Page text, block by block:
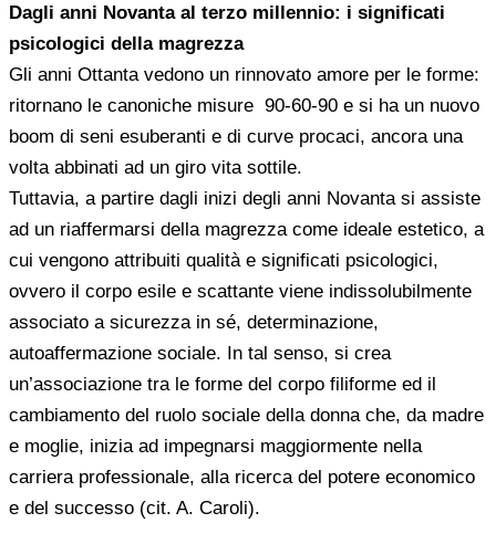
Dagli anni Novanta al terzo millennio: i significati
psicologici della magrezza
Gli anni Ottanta vedono un rinnovato amore per le forme:
ritornano le canoniche misure 90-60-90 e si ha un nuovo
boom di seni esuberanti e di curve procaci, ancora una
volta abbinati ad un giro vita sottile.
Tuttavia, a partire dagli inizi degli anni Novanta si assiste
ad un riaffermarsi della magrezza come ideale estetico, a
cui vengono attribuiti qualità e significati psicologici,
ovvero il corpo esile e scattante viene indissolubilmente
associato a sicurezza in sé, determinazione,
autoaffermazione sociale. In tal senso, si crea
un’associazione tra le forme del corpo filiforme ed il
cambiamento del ruolo sociale della donna che, da madre
e moglie, inizia ad impegnarsi maggiormente nella
carriera professionale, alla ricerca del potere economico
e del successo (cit. A. Caroli).